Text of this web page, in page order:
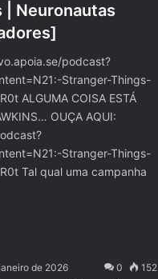
| Neuronautas
podcast?
Stranger-Things-
ALGUMA COISA ESTÁ
OUÇA AQUI:
Stranger-Things-
Tal qual uma campanha
de 2026 0 152